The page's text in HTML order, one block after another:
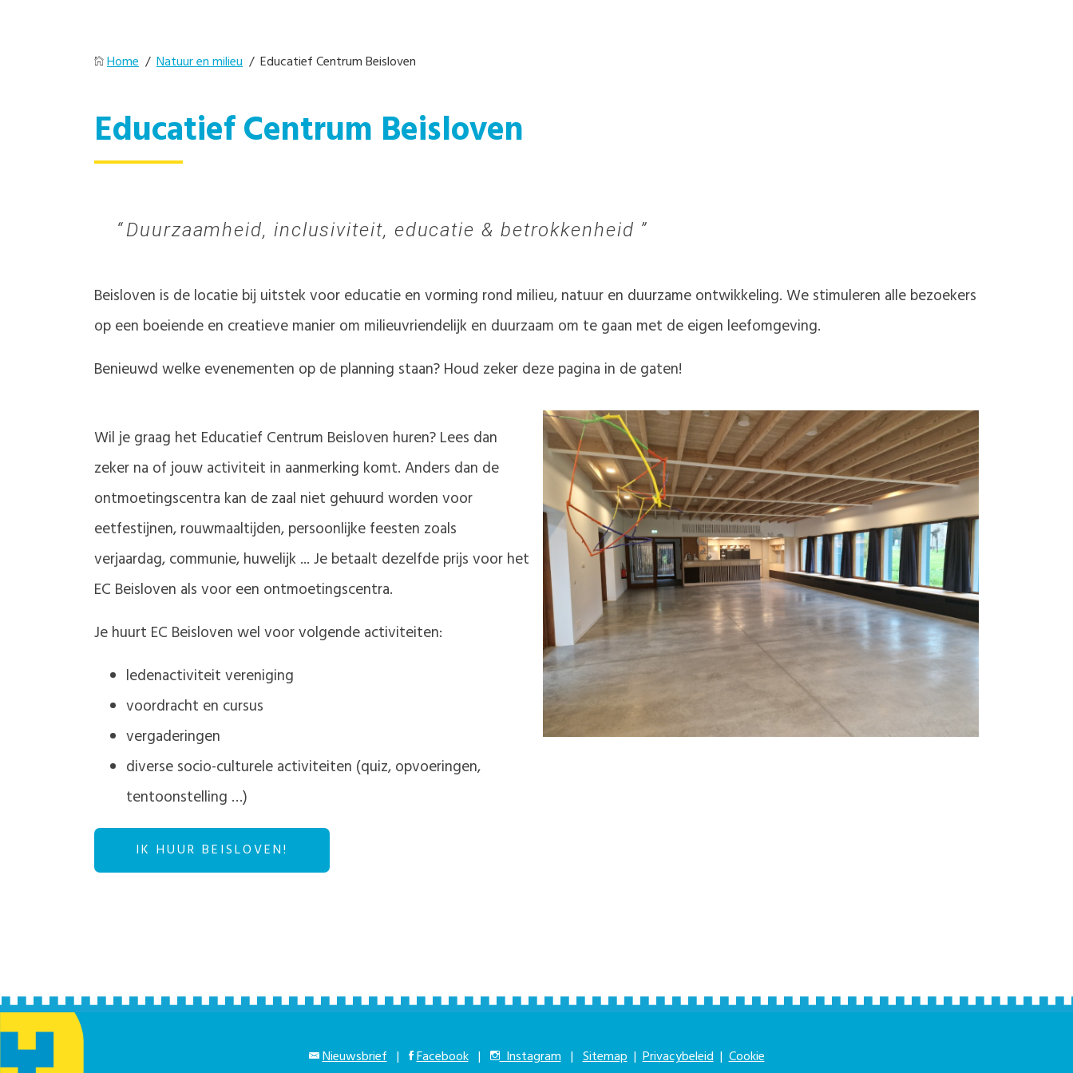
Home / Natuur en milieu / Educatief Centrum Beisloven
Educatief Centrum Beisloven
Duurzaamheid, inclusiviteit, educatie & betrokkenheid
Beisloven is de locatie bij uitstek voor educatie en vorming rond milieu, natuur en duurzame ontwikkeling. We stimuleren alle bezoekers
op een boeiende en creatieve manier om milieuvriendelijk en duurzaam om te gaan met de eigen leefomgeving.
Benieuwd welke evenementen op de planning staan? Houd zeker deze pagina in de gaten!
Wil je graag het Educatief Centrum Beisloven huren? Lees dan
zeker na of jouw activiteit in aanmerking komt. Anders dan de
ontmoetingscentra kan de zaal niet gehuurd worden voor
eetfestijnen, rouwmaaltijden, persoonlijke feesten zoals
verjaardag, communie, huwelijk ... Je betaalt dezelfde prijs voor het
EC Beisloven als voor een ontmoetingscentra.
Je huurt EC Beisloven wel voor volgende activiteiten:
ledenactiviteit vereniging
voordracht en cursus
vergaderingen
diverse socio-culturele activiteiten (quiz, opvoeringen,
tentoonstelling …)
IK HUUR BEISLOVEN!
Nieuwsbrief | Facebook | Instagram | Sitemap |Privacybeleid |Cookie